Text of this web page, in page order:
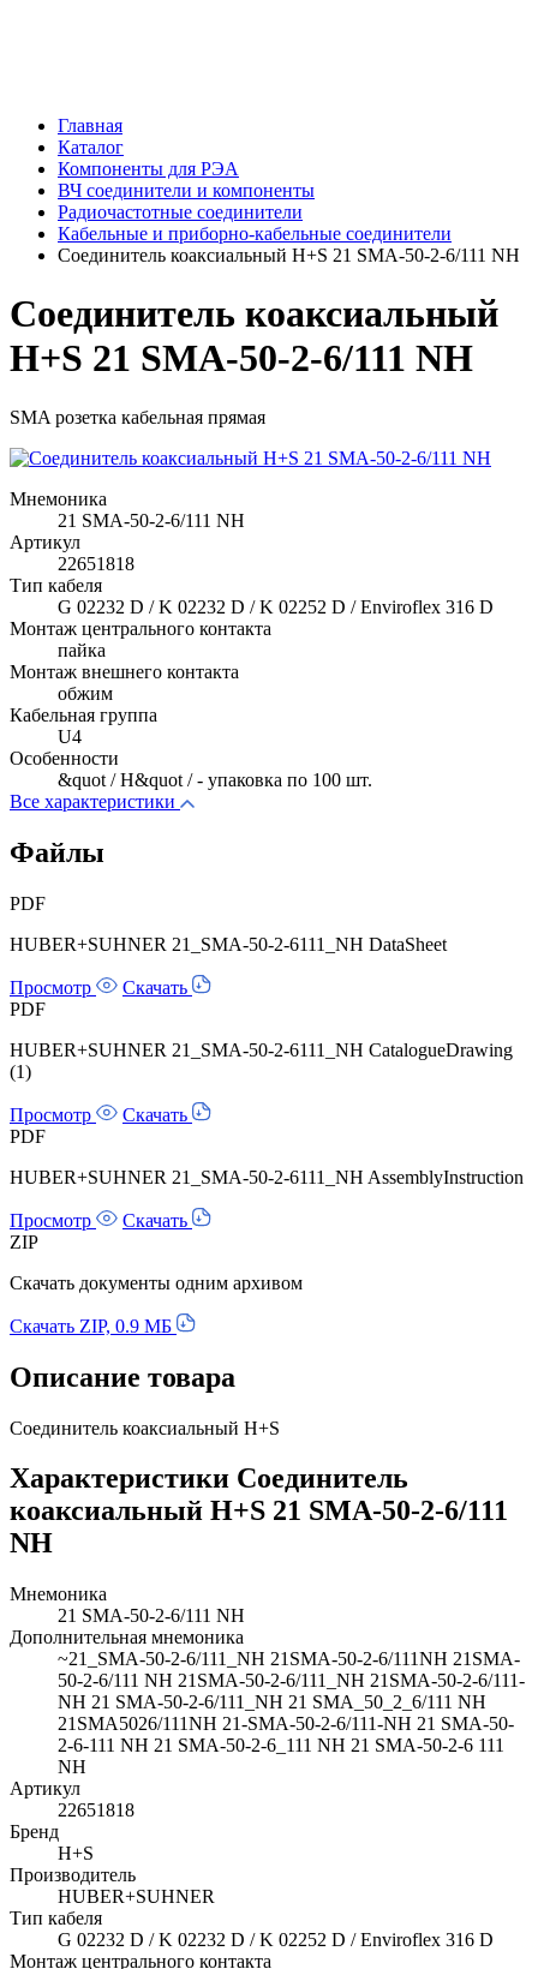
Главная
Каталог
Компоненты для РЭА
ВЧ соединители и компоненты
Радиочастотные соединители
Кабельные и приборно-кабельные соединители
Соединитель коаксиальный H+S 21 SMA-50-2-6/111 NH
Соединитель коаксиальный
H+S 21 SMA-50-2-6/111 NH
SMA розетка кабельная прямая
Мнемоника
21 SMA-50-2-6/111 NH
Артикул
22651818
Тип кабеля
G 02232 D / K 02232 D / K 02252 D / Enviroflex 316 D
Монтаж центрального контакта
пайка
Монтаж внешнего контакта
обжим
Кабельная группа
U4
Особенности
&quot / H&quot / - упаковка по 100 шт.
Все характеристики
Файлы
PDF
HUBER+SUHNER 21_SMA-50-2-6111_NH DataSheet
Просмотр
Скачать
PDF
HUBER+SUHNER 21_SMA-50-2-6111_NH CatalogueDrawing
(1)
Просмотр
Скачать
PDF
HUBER+SUHNER 21_SMA-50-2-6111_NH AssemblyInstruction
Просмотр
Скачать
ZIP
Скачать документы одним архивом
Скачать ZIP, 0.9 МБ
Описание товара
Соединитель коаксиальный H+S
Характеристики Соединитель
коаксиальный H+S 21 SMA-50-2-6/111
NH
Мнемоника
21 SMA-50-2-6/111 NH
Дополнительная мнемоника
~21_SMA-50-2-6/111_NH 21SMA-50-2-6/111NH 21SMA-
50-2-6/111 NH 21SMA-50-2-6/111_NH 21SMA-50-2-6/111-
NH 21 SMA-50-2-6/111_NH 21 SMA_50_2_6/111 NH
21SMA5026/111NH 21-SMA-50-2-6/111-NH 21 SMA-50-
2-6-111 NH 21 SMA-50-2-6_111 NH 21 SMA-50-2-6 111
NH
Артикул
22651818
Бренд
H+S
Производитель
HUBER+SUHNER
Тип кабеля
G 02232 D / K 02232 D / K 02252 D / Enviroflex 316 D
Монтаж центрального контакта